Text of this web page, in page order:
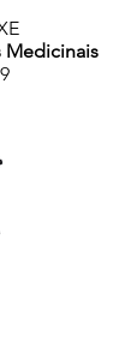
Medicinais